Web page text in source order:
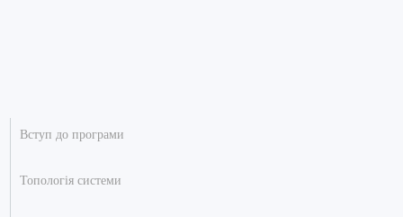
Вступ до програми
Топологія системи